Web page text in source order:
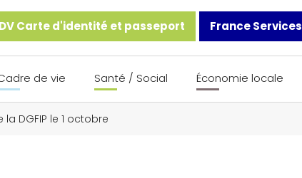
Carte d'identité et passeport France Services
de vie Santé / Social Économie locale
DGFIP le 1 octobre